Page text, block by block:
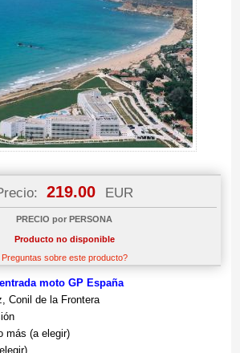
219.00 EUR
PRECIO por PERSONA
Producto no disponible
Preguntas sobre este producto?
moto GP España
Conil de la Frontera
más (a elegir)